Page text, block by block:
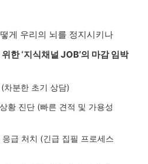
게 우리의 뇌를 정지시키나
한 ‘지식채널 JOB’의 마감 임박
차분한 초기 상담)
황 진단 (빠른 견적 및 가용성
급 처치 (긴급 집필 프로세스